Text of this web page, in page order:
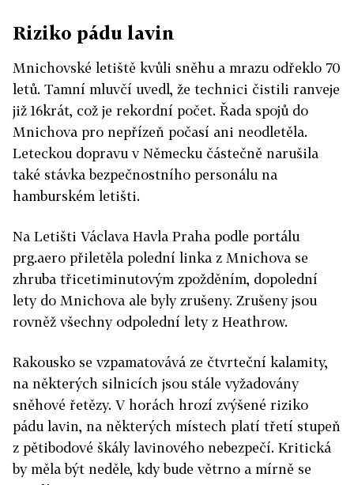
Riziko pádu lavin
Mnichovské letiště kvůli sněhu a mrazu odřeklo 70
letů. Tamní mluvčí uvedl, že technici čistili ranveje
již 16krát, což je rekordní počet. Řada spojů do
Mnichova pro nepřízeň počasí ani neodletěla.
Leteckou dopravu v Německu částečně narušila
také stávka bezpečnostního personálu na
hamburském letišti.
Na Letišti Václava Havla Praha podle portálu
prg.aero přiletěla polední linka z Mnichova se
zhruba třicetiminutovým zpožděním, dopolední
lety do Mnichova ale byly zrušeny. Zrušeny jsou
rovněž všechny odpolední lety z Heathrow.
Rakousko se vzpamatovává ze čtvrteční kalamity,
na některých silnicích jsou stále vyžadovány
sněhové řetězy. V horách hrozí zvýšené riziko
pádu lavin, na některých místech platí třetí stupeň
z pětibodové škály lavinového nebezpečí. Kritická
by měla být neděle, kdy bude větrno a mírně se